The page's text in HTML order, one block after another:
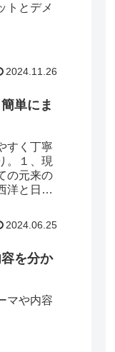
トとデメ
2024.11.26
単にま
すく丁寧
。１、現
の元来の
洋と日本
2024.06.25
を分か
マや内容